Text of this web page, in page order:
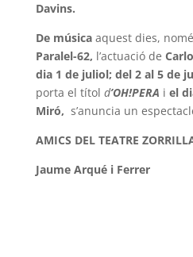
Davins.
De músicaaquest dies,
Paralel-62, l’actuació de
dia 1 de juliol; del 2 al 5 de
porta el títol d’OH!PERA i el
Miró, s’anuncia un
AMICS DEL TEATRE
Jaume Arqué i Ferrer